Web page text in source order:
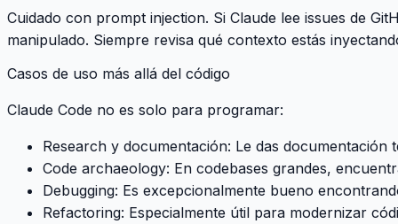
Cuidado con prompt injection. Si Claude lee issues de
manipulado. Siempre revisa qué contexto estás
Casos de uso más allá del código
Claude Code no es solo para programar:
Research y documentación: Le das documentación
Code archaeology: En codebases grandes,
Debugging: Es excepcionalmente bueno
Refactoring: Especialmente útil para modernizar